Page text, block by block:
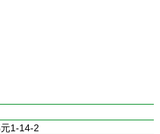
1-14-2